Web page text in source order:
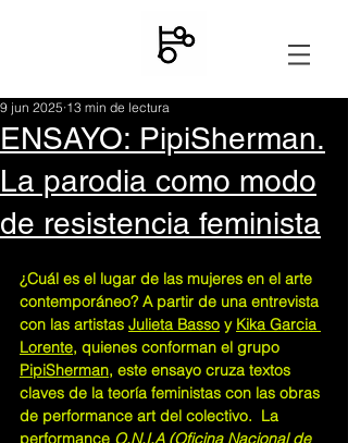
ENSAYO: PipiSherman.
La parodia como modo
de resistencia feminista
9 jun 2025 13 min de lectura
¿Cuál es el lugar de las mujeres en el arte
contemporáneo? A partir de una entrevista
con las artistas Julieta Basso y Kika Garcia
Lorente, quienes conforman el grupo
PipiSherman, este ensayo cruza textos
claves de la teoría feministas con las obras
de performance art del colectivo.  La
performance O.N.I.A (Oficina Nacional de